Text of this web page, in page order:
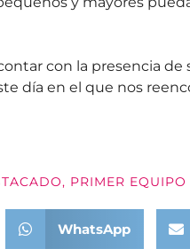
con la presencia de
día en el que nos
, PRIMER EQUIPO
WhatsApp